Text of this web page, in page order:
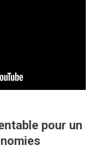
pour un